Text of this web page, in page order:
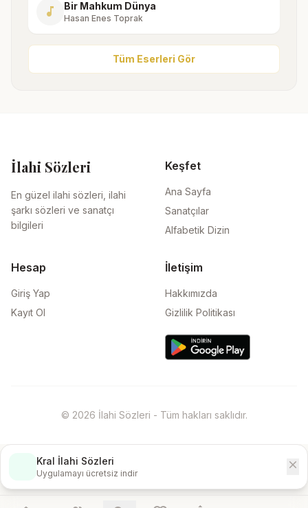
music_note Bir Mahkum Dünya
Hasan Enes Toprak
Tüm Eserleri Gör
İlahi Sözleri
En güzel ilahi sözleri, ilahi
şarkı sözleri ve sanatçı
bilgileri
Keşfet
Ana Sayfa
Sanatçılar
Alfabetik Dizin
Hesap
Giriş Yap
Kayıt Ol
İletişim
Hakkımızda
Gizlilik Politikası
© 2026 İlahi Sözleri - Tüm hakları saklıdır.
Kral İlahi Sözleri
Uygulamayı ücretsiz indir
close